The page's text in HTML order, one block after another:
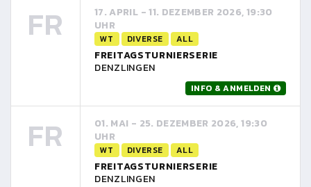
FR
17. APRIL - 11. DEZEMBER 2026, 19:30
UHR
WT DIVERSE ALL
FREITAGSTURNIERSERIE
DENZLINGEN
INFO & ANMELDEN
FR
01. MAI - 25. DEZEMBER 2026, 19:30
UHR
WT DIVERSE ALL
FREITAGSTURNIERSERIE
DENZLINGEN